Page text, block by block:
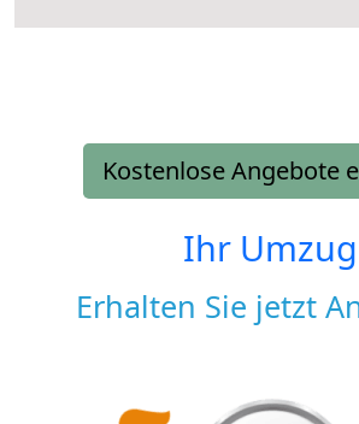
Kostenlose Angebote
Ihr Umzug
Erhalten Sie jetzt